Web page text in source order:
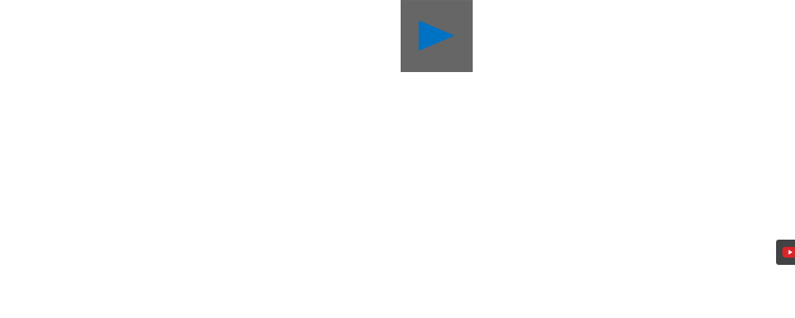
Por
Far